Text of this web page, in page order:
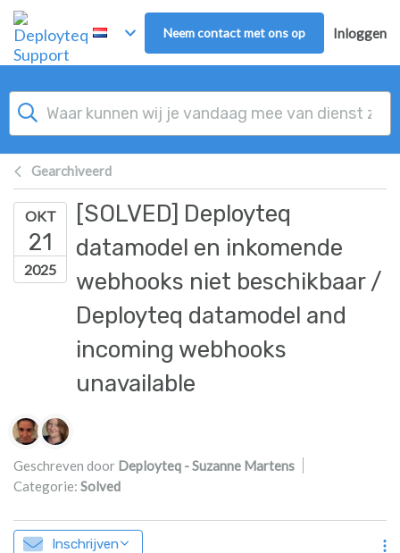
Overslaan naar hoofdinhoud
Neem contact met ons op Inloggen
Gearchiveerd
OKT
21
2025
[SOLVED] Deployteq
datamodel en inkomende
webhooks niet beschikbaar /
Deployteq datamodel and
incoming webhooks
unavailable
Lijst van auteurs
Geschreven door Deployteq - Suzanne Martens
Categorie: Solved
Inschrijven